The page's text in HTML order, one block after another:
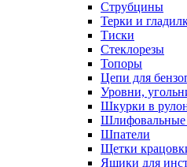
Струбцины
Терки и
Тиски
Стеклорезы
Топоры
Цепи для
Уровни,
Шкурки в
Шлифовальные
Шпатели
Щетки
Ящики для